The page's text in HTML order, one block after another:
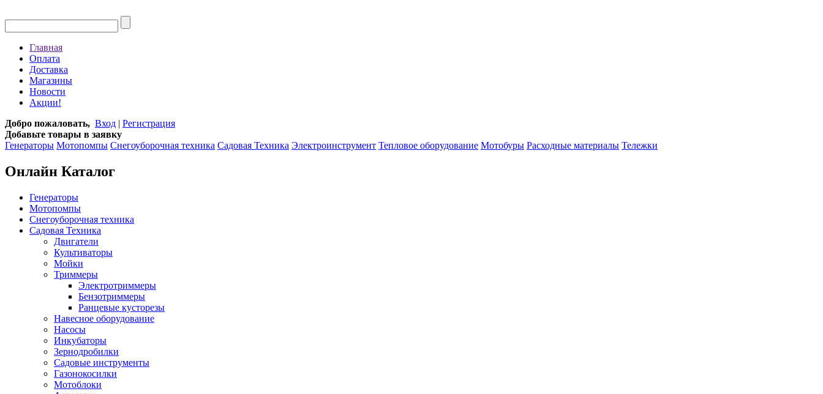
Главная
Оплата
Доставка
Магазины
Новости
Акции!
Добро пожаловать, Вход | Регистрация
Добавьте товары в заявку
Генераторы Мотопомпы Снегоуборочная техника Садовая Техника Электроинструмент Тепловое оборудование Мотобуры Расходные материалы Тележки
Онлайн Каталог
Генераторы
Мотопомпы
Снегоуборочная техника
Садовая Техника
Двигатели
Культиваторы
Мойки
Триммеры
Электротриммеры
Бензотриммеры
Ранцевые кусторезы
Навесное оборудование
Насосы
Инкубаторы
Зернодробилки
Садовые инструменты
Газонокосилки
Мотоблоки